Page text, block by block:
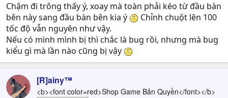
Chậm đi trông thấy ý, xoay mà toàn phải kéo từ đầu bàn
bên này sang đầu bàn bên kia ý
Chỉnh chuột lên 100
tốc độ vẫn nguyên như vậy.
Nếu có mình mình bị thì chắc là bug rồi, nhưng mà bug
kiểu gì mà lần nào cũng bị vậy
[R]ainy™
<b><font color=red>Shop Game Bản Quyền</font></b>